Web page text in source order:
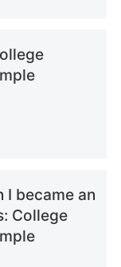
34篇文书
I became an
College